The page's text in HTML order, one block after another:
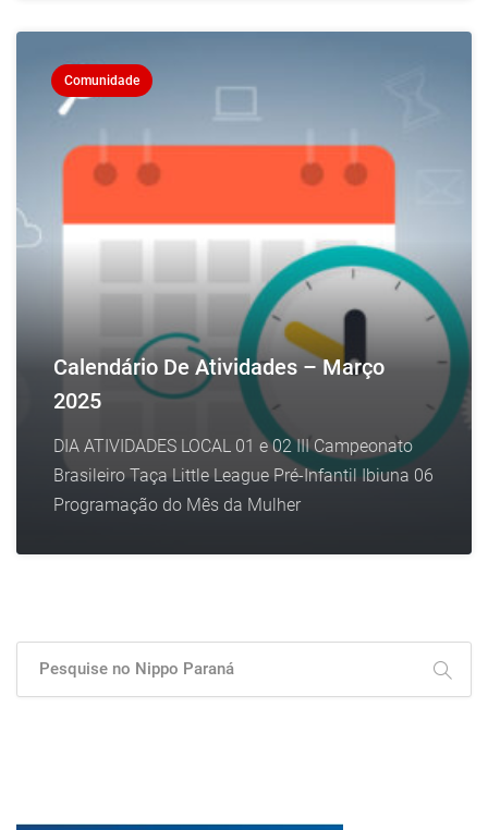
Comunidade
Calendário De Atividades – Março
2025
DIA ATIVIDADES LOCAL 01 e 02 III Campeonato
Brasileiro Taça Little League Pré-Infantil Ibiuna 06
Programação do Mês da Mulher